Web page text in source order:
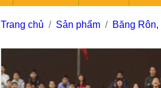
Trang chủ Sản phẩm Băng